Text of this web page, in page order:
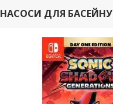
НАСОСИ ДЛЯ БАСЕЙНУ